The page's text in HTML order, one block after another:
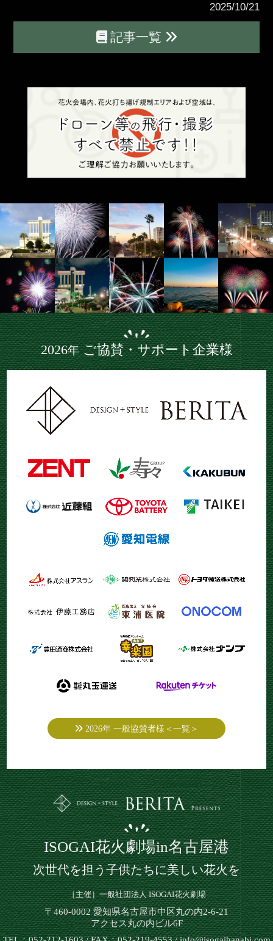
2025/10/21
記事一覧
2026年ご協賛・サポート企業様
2026年 一般協賛者様＜一覧＞
ISOGAI花火劇場in名古屋港
次世代を担う子供たちに美しい花火を
［主催］一般社団法人 ISOGAI花火劇場
〒460-0002 愛知県名古屋市中区丸の内2-6-21
アクセス丸の内ビル6F